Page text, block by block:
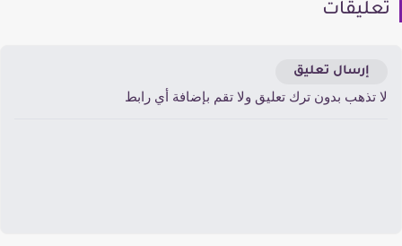
إرسال تعليق
تذهب بدون ترك تعليق ولا تقم بإضافة أي رابط